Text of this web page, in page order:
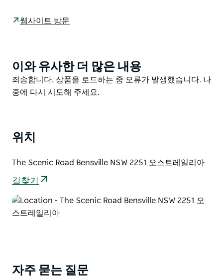
습니다.
르십시오. 아름다운 숲 전망과 조류 관찰 기회가 있는 직
선적인 걷거나 자전거를 타는 길입니다. 공원에 있는 대부
분의 포유류는 야행성이지만 눈을 뜨고 있으면 운 좋게도
후 스트롬 루프를 따라 돌아오거나 시닉 로드 노스 웨스트
니다. 부시워킹이라면 메이틀랜드 베이 워킹 트랙이나 마
운트 부디 워킹 트랙으로 연결되는 링크를 이용할 수 있습
니다.
웹사이트 방문
Product
List
이와 유사한 더 많은 내용
Product
List
죄송합니다. 상품을 로드하는 중 오류가 발생했습니다. 나
중에 다시 시도해 주세요.
위치
The Scenic Road Bensville NSW 2251 오스트레일리아
길찾기
자주 묻는 질문